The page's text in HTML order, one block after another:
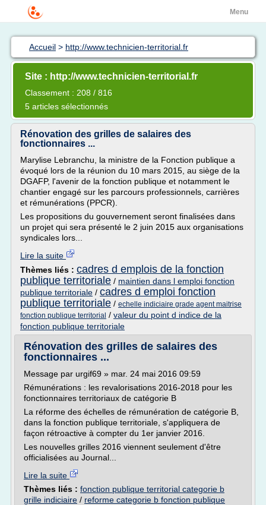
Menu
Accueil > http://www.technicien-territorial.fr
Site : http://www.technicien-territorial.fr
Classement : 208 / 816
5 articles sélectionnés
Rénovation des grilles de salaires des
fonctionnaires ...
Marylise Lebranchu, la ministre de la Fonction publique a
évoqué lors de la réunion du 10 mars 2015, au siège de la
DGAFP, l'avenir de la fonction publique et notamment le
chantier engagé sur les parcours professionnels, carrières
et rémunérations (PPCR).
Les propositions du gouvernement seront finalisées dans
un projet qui sera présenté le 2 juin 2015 aux organisations
syndicales lors...
Lire la suite
Thèmes liés : cadres d emplois de la fonction
publique territoriale / maintien dans l emploi fonction
publique territoriale / cadres d emploi fonction
publique territoriale / echelle indiciaire grade agent maitrise
fonction publique territorial / valeur du point d indice de la
fonction publique territoriale
Rénovation des grilles de salaires des
fonctionnaires ...
Message par urgif69 » mar. 24 mai 2016 09:59
Rémunérations : les revalorisations 2016-2018 pour les
fonctionnaires territoriaux de catégorie B
La réforme des échelles de rémunération de catégorie B,
dans la fonction publique territoriale, s'appliquera de
façon rétroactive à compter du 1er janvier 2016.
Les nouvelles grilles 2016 viennent seulement d'être
officialisées au Journal...
Lire la suite
Thèmes liés : fonction publique territorial categorie b
grille indiciaire / reforme categorie b fonction publique